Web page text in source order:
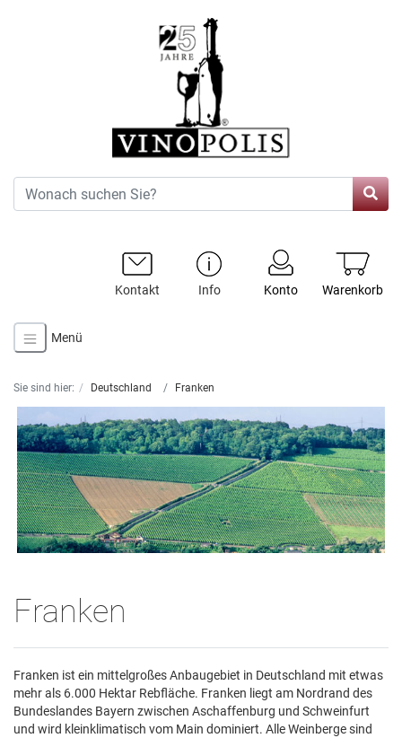
Warenkorb
Konto
Info
Kontakt
Menü
Sie sind hier: Deutschland Franken
Franken
Franken ist ein mittelgroßes Anbaugebiet in Deutschland mit etwas
mehr als 6.000 Hektar Rebfläche. Franken liegt am Nordrand des
Bundeslandes Bayern zwischen Aschaffenburg und Schweinfurt
und wird kleinklimatisch vom Main dominiert. Alle Weinberge sind